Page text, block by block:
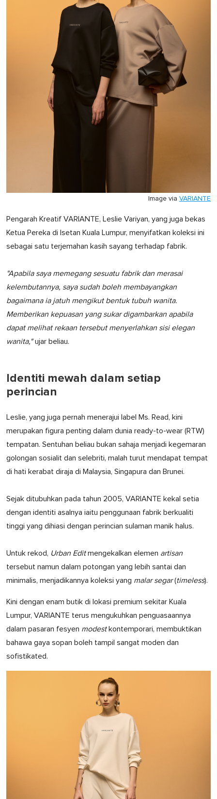
Image via VARIANTE
Pengarah Kreatif VARIANTE, Leslie Variyan, yang juga bekas
Ketua Pereka di Isetan Kuala Lumpur, menyifatkan koleksi ini
sebagai satu terjemahan kasih sayang terhadap fabrik.
"Apabila saya memegang sesuatu fabrik dan merasai
kelembutannya, saya sudah boleh membayangkan
bagaimana ia jatuh mengikut bentuk tubuh wanita.
Memberikan kepuasan yang sukar digambarkan apabila
dapat melihat rekaan tersebut menyerlahkan sisi elegan
wanita,"ujar beliau.
Identiti mewah dalam setiap
perincian
Leslie, yang juga pernah menerajui label Ms. Read, kini
merupakan figura penting dalam dunia ready-to-wear (RTW)
tempatan. Sentuhan beliau bukan sahaja menjadi kegemaran
golongan sosialit dan selebriti, malah turut mendapat tempat
di hati kerabat diraja di Malaysia, Singapura dan Brunei.
Sejak ditubuhkan pada tahun 2005, VARIANTE kekal setia
dengan identiti asalnya iaitu penggunaan fabrik berkualiti
tinggi yang dihiasi dengan perincian sulaman manik halus.
Untuk rekod, Urban Editmengekalkan elemen artisan
tersebut namun dalam potongan yang lebih santai dan
minimalis, menjadikannya koleksi yang malar segar(timeless).
Kini dengan enam butik di lokasi premium sekitar Kuala
Lumpur, VARIANTE terus mengukuhkan penguasaannya
dalam pasaran fesyen modestkontemporari, membuktikan
bahawa gaya sopan boleh tampil sangat moden dan
sofistikated.